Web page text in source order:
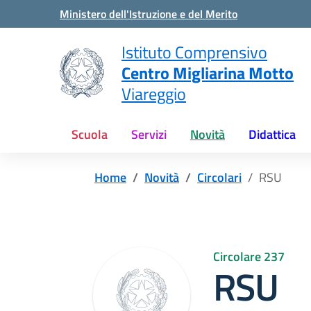
Vai ai contenuti
Vai al menu di navigazione
Ministero dell'Istruzione e del Merito
Istituto Comprensivo
Centro Migliarina Motto
Viareggio
Scuola Servizi Novità Didattica
Home Novità Circolari RSU
Circolare 237
RSU